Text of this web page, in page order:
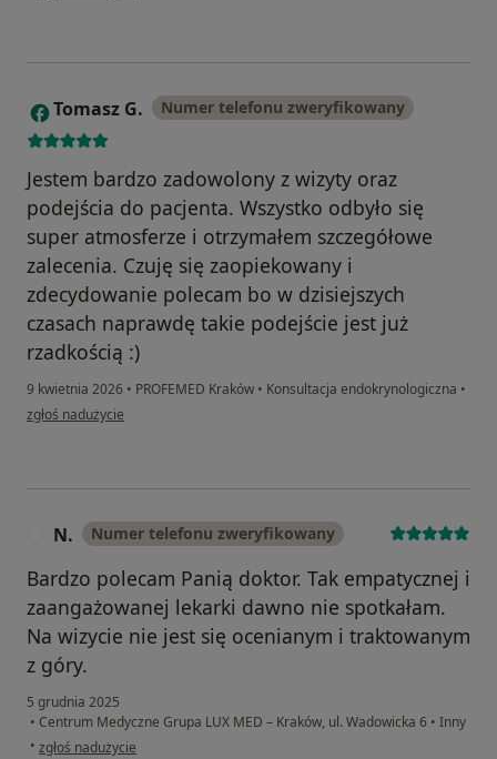
T Tomasz G. Numer telefonu zweryfikowany
Jestem bardzo zadowolony z wizyty oraz
podejścia do pacjenta. Wszystko odbyło się
super atmosferze i otrzymałem szczegółowe
zalecenia. Czuję się zaopiekowany i
zdecydowanie polecam bo w dzisiejszych
czasach naprawdę takie podejście jest już
rzadkością :)
9 kwietnia 2026 • PROFEMED Kraków • Konsultacja endokrynologiczna •
w opinii użytkownika Tomasz G.
zgłoś nadużycie
N. Numer telefonu zweryfikowany
Bardzo polecam Panią doktor. Tak empatycznej i
zaangażowanej lekarki dawno nie spotkałam.
Na wizycie nie jest się ocenianym i traktowanym
z góry.
5 grudnia 2025
• Centrum Medyczne Grupa LUX MED – Kraków, ul. Wadowicka 6 • Inny
• w opinii użytkownika N.
zgłoś nadużycie